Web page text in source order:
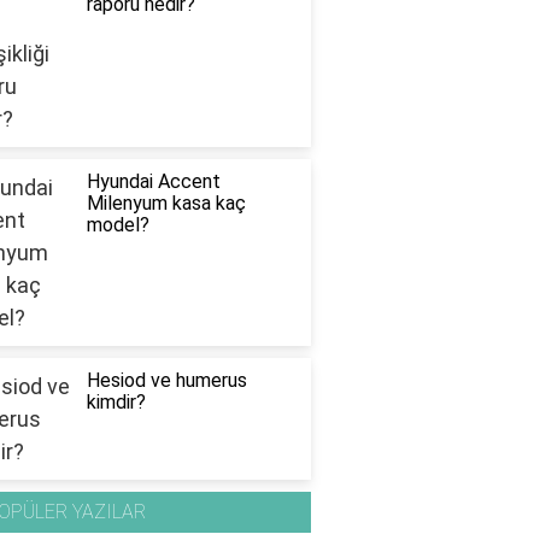
Hyundai Accent
Milenyum kasa kaç
model?
Hesiod ve humerus
kimdir?
YAZILAR